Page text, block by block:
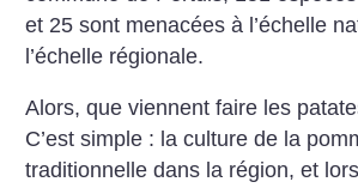
et 25 sont menacées à l’échelle
l’échelle régionale.
Alors, que viennent faire les
C’est simple : la culture de la
traditionnelle dans la région, et